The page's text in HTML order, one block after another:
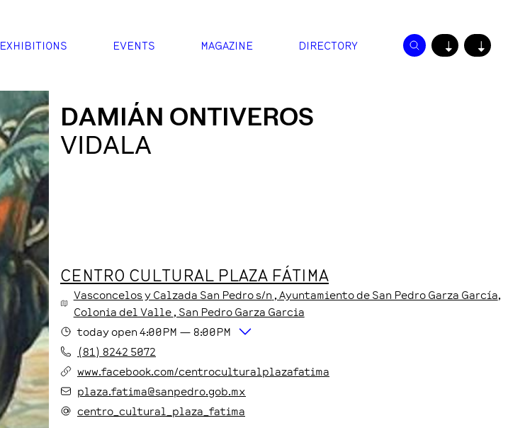
EXHIBITIONS EVENTS MAGAZINE DIRECTORY ↓ ↓
DAMIÁN ONTIVEROS
VIDALA
CENTRO CULTURAL PLAZA FÁTIMA
Vasconcelos y Calzada San Pedro s/n , Ayuntamiento de San Pedro Garza García,
Colonia del Valle , San Pedro Garza Garcia
today open 4:00PM — 8:00PM
(81) 8242 5072
www.facebook.com/centroculturalplazafatima
plaza.fatima@sanpedro.gob.mx
centro_cultural_plaza_fatima